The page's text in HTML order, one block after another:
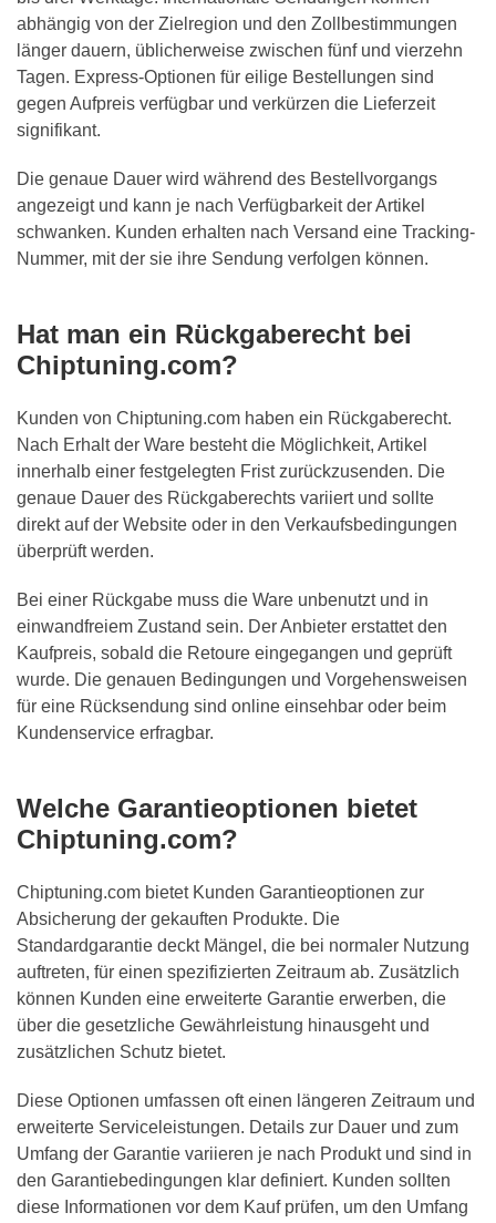
abhängig von der Zielregion und den Zollbestimmungen
länger dauern, üblicherweise zwischen fünf und vierzehn
Tagen. Express-Optionen für eilige Bestellungen sind
gegen Aufpreis verfügbar und verkürzen die Lieferzeit
signifikant.
Die genaue Dauer wird während des Bestellvorgangs
angezeigt und kann je nach Verfügbarkeit der Artikel
schwanken. Kunden erhalten nach Versand eine Tracking-
Nummer, mit der sie ihre Sendung verfolgen können.
Hat man ein Rückgaberecht bei
Chiptuning.com?
Kunden von Chiptuning.com haben ein Rückgaberecht.
Nach Erhalt der Ware besteht die Möglichkeit, Artikel
innerhalb einer festgelegten Frist zurückzusenden. Die
genaue Dauer des Rückgaberechts variiert und sollte
direkt auf der Website oder in den Verkaufsbedingungen
überprüft werden.
Bei einer Rückgabe muss die Ware unbenutzt und in
einwandfreiem Zustand sein. Der Anbieter erstattet den
Kaufpreis, sobald die Retoure eingegangen und geprüft
wurde. Die genauen Bedingungen und Vorgehensweisen
für eine Rücksendung sind online einsehbar oder beim
Kundenservice erfragbar.
Welche Garantieoptionen bietet
Chiptuning.com?
Chiptuning.com bietet Kunden Garantieoptionen zur
Absicherung der gekauften Produkte. Die
Standardgarantie deckt Mängel, die bei normaler Nutzung
auftreten, für einen spezifizierten Zeitraum ab. Zusätzlich
können Kunden eine erweiterte Garantie erwerben, die
über die gesetzliche Gewährleistung hinausgeht und
zusätzlichen Schutz bietet.
Diese Optionen umfassen oft einen längeren Zeitraum und
erweiterte Serviceleistungen. Details zur Dauer und zum
Umfang der Garantie variieren je nach Produkt und sind in
den Garantiebedingungen klar definiert. Kunden sollten
diese Informationen vor dem Kauf prüfen, um den Umfang